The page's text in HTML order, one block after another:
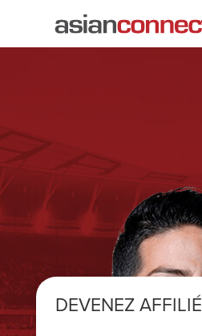
Asianodds Account
DEVENEZ AFFILIÉ